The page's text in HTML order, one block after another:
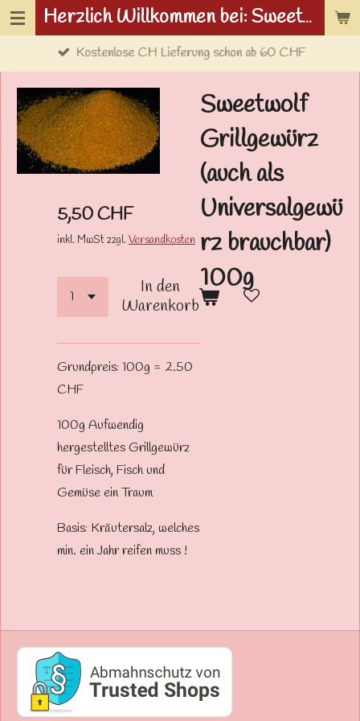
Zum
Herzlich Willkommen bei: Sweetwolf.ch
Kostenlose CH Lieferung schon ab 60 CHF
Sweetwolf
Grillgewürz
(auch als
Universalgewü
rz brauchbar)
100g
5,50 CHF
inkl. MwSt zzgl.Versandkosten
In den
Warenkorb
Grundpreis: 100g = 2.50
CHF
100g Aufwendig
hergestelltes Grillgewürz
für Fleisch, Fisch und
Gemüse ein Traum
Basis: Kräutersalz, welches
min. ein Jahr reifen muss !